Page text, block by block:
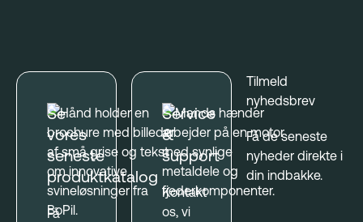
Se
vores
seneste
produktkatalog
Få
Service
&
support
Kontakt
os, vi
Tilmeld
nyhedsbrev
Få de seneste
nyheder direkte i
din indbakke.